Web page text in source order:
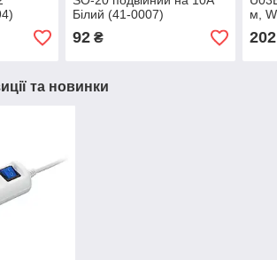
Білий (41-0007)
92₴
м,
202
та новинки